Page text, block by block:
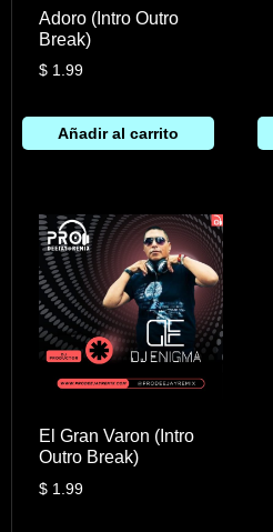
Adoro (Intro Outro
Break)
$1.99
Añadir al carrito
El Gran Varon (Intro
Outro Break)
$1.99